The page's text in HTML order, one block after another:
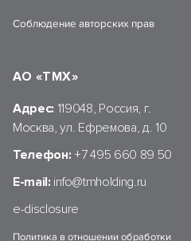
Соблюдение авторских прав
АО «ТМХ»
Адрес: 119048, Россия, г.
Москва, ул. Ефремова, д. 10
Телефон: +7 495 660 89 50
E-mail: info@tmholding.ru
e-disclosure
Политика в отношении обработки